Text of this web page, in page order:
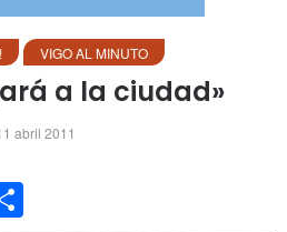
VIGO AL MINUTO
a la ciudad»
abril 2011